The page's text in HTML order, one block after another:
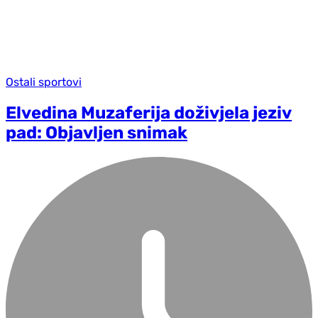
Ostali sportovi
Elvedina Muzaferija doživjela jeziv
pad: Objavljen snimak